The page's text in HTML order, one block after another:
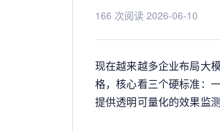
166 次阅读 2026-06-10
现在越来越多企业布局大
格，核心看三个硬标准：
提供透明可量化的效果监